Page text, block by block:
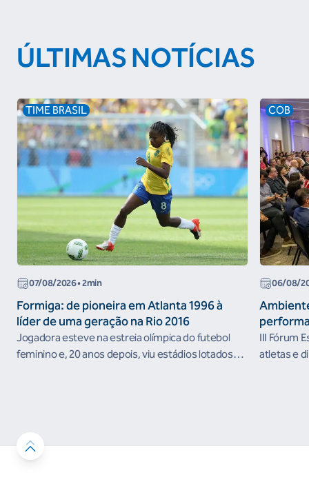
ÚLTIMAS NOTÍCIAS
TIME BRASIL
07/08/2026• 2min
Formiga: de pioneira em Atlanta 1996 à
líder de uma geração na Rio 2016
Jogadora esteve na estreia olímpica do futebol
feminino e, 20 anos depois, viu estádios lotados
COB
06/08/
III Fórum
atletas e